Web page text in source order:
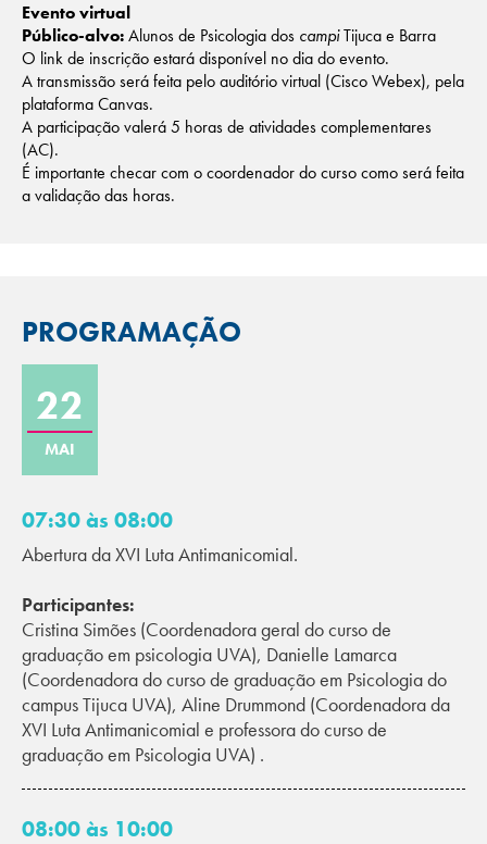
Evento virtual
Público-alvo:Alunos de Psicologia dos campiTijuca e Barra
O link de inscrição estará disponível no dia do evento.
A transmissão será feita pelo auditório virtual (Cisco Webex), pela
plataforma Canvas.
A participação valerá 5 horas de atividades complementares
(AC).
É importante checar com o coordenador do curso como será feita
a validação das horas.
PROGRAMAÇÃO
22
MAI
07:30 às 08:00
Abertura da XVI Luta Antimanicomial.
Participantes:
Cristina Simões (Coordenadora geral do curso de
graduação em psicologia UVA), Danielle Lamarca
(Coordenadora do curso de graduação em Psicologia do
campus Tijuca UVA), Aline Drummond (Coordenadora da
XVI Luta Antimanicomial e professora do curso de
graduação em Psicologia UVA) .
08:00 às 10:00